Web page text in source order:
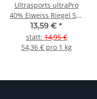
Ultrasports ultraPro
40% Eiweiss Riegel 5er
Pack Cookie & Cream
13,59 € *
statt:14,95 €
54,36 € pro 1 kg